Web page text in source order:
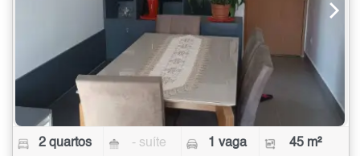
2 quartos - suíte 1 vaga 45 m²